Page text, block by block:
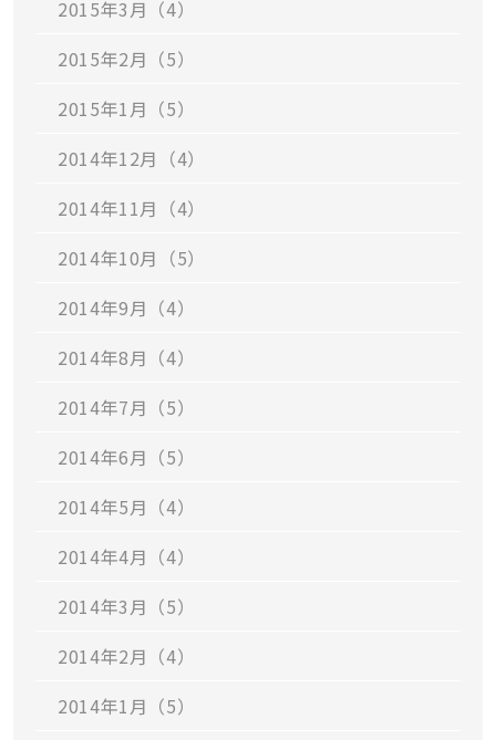
2015年3月（4）
2015年2月（5）
2015年1月（5）
2014年12月（4）
2014年11月（4）
2014年10月（5）
2014年9月（4）
2014年8月（4）
2014年7月（5）
2014年6月（5）
2014年5月（4）
2014年4月（4）
2014年3月（5）
2014年2月（4）
2014年1月（5）